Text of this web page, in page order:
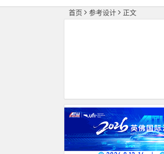
首页 参考设计 正文